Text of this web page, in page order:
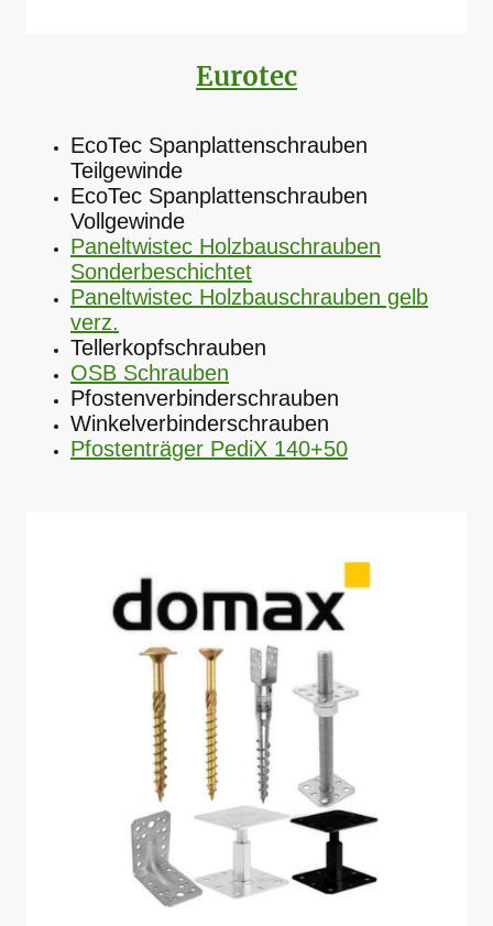
Eurotec
EcoTec Spanplattenschrauben
Teilgewinde
EcoTec Spanplattenschrauben
Vollgewinde
Paneltwistec Holzbauschrauben
Sonderbeschichtet
Paneltwistec Holzbauschrauben gelb
verz.
Tellerkopfschrauben
OSB Schrauben
Pfostenverbinderschrauben
Winkelverbinderschrauben
Pfostenträger PediX 140+50